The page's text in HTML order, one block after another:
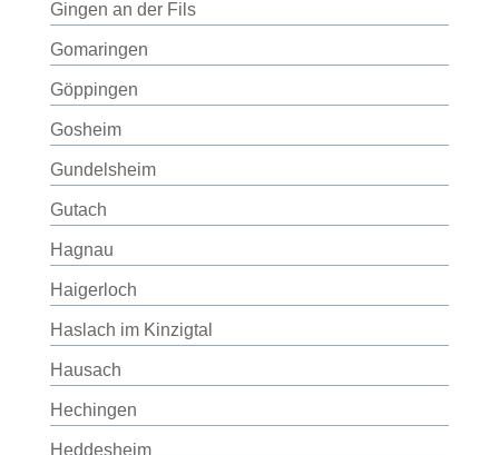
Gingen an der Fils
Gomaringen
Göppingen
Gosheim
Gundelsheim
Gutach
Hagnau
Haigerloch
Haslach im Kinzigtal
Hausach
Hechingen
Heddesheim